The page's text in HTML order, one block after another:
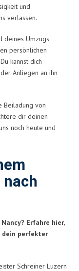
und
verlassen.
deines Umzugs
persönlichen
kannst dich
Anliegen an ihn
Beiladung von
dir deinen
noch heute und
Erfahre hier,
dein perfekter
Schreiner Luzern